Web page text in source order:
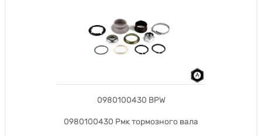
0980100430 BPW
0980100430 Рмк тормозного вала